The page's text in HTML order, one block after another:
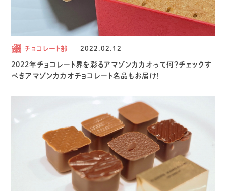
チョコレート部 2022.02.12
2022年チョコレート界を彩るアマゾンカカオって何？チェックす
べきアマゾンカカオチョコレート名品もお届け！